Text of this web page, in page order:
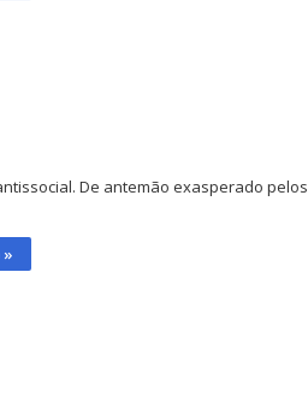
De antemão exasperado pelos